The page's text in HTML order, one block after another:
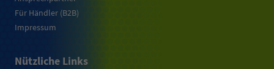
Für Händler (B2B)
Impressum
Nützliche Links